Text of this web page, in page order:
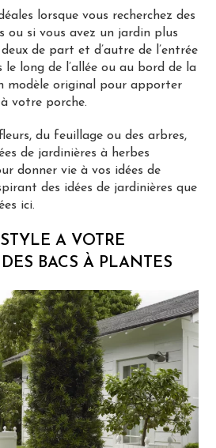
lorsque vous recherchez des
ou si vous avez un jardin plus
de part et d’autre de l’entrée
le long de l’allée ou au bord de la
modèle original pour apporter
votre porche.
du feuillage ou des arbres,
de jardinières à herbes
donner vie à vos idées de
des idées de jardinières que
ici.
A VOTRE
DES BACS À PLANTES